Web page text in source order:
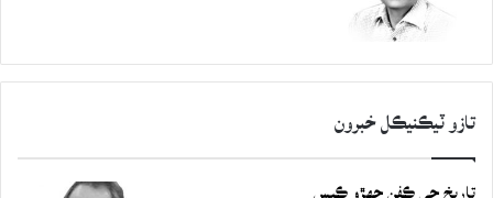
تازو ٽيڪنيڪل خبرون